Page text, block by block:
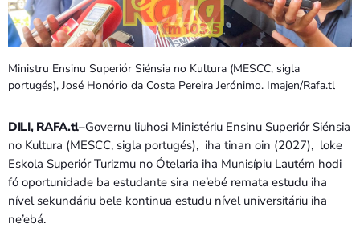
TÉTUM keyboard_arrow_down
TÉTUM
PORTUGUÊS
PRÓXIMOS PROGRAMAS
Ministru Ensinu Superiór Siénsia no Kultura (MESCC, sigla
portugés), José Honório da Costa Pereira Jerónimo. Imajen/Rafa.tl
DILI, RAFA.tl–Governu liuhosi Ministériu Ensinu Superiór Siénsia
no Kultura (MESCC, sigla portugés), iha tinan oin (2027), loke
Eskola Superiór Turizmu no Ótelaria iha Munisípiu Lautém hodi
fó oportunidade ba estudante sira ne’ebé remata estudu iha
nível sekundáriu bele kontinua estudu nível universitáriu iha
ne’ebá.